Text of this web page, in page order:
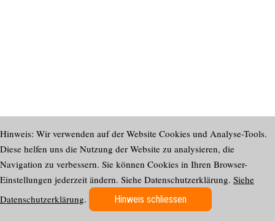
Hinweis: Wir verwenden auf der Website Cookies und Analyse-Tools.
Diese helfen uns die Nutzung der Website zu analysieren, die
Navigation zu verbessern. Sie können Cookies in Ihren Browser-
Einstellungen jederzeit ändern. Siehe Datenschutzerklärung. Siehe
Datenschutzerklärung. Hinweis schliessen